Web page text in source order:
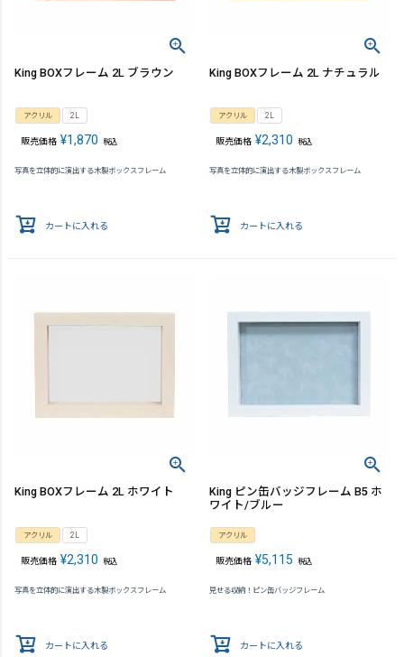
King BOXフレーム 2L ブラウン
アクリル 2L
販売価格 ¥1,870 税込
写真を立体的に演出する木製ボックスフレーム
カートに入れる
King BOXフレーム 2L ナチュラル
アクリル 2L
販売価格 ¥2,310 税込
写真を立体的に演出する木製ボックスフレーム
カートに入れる
King BOXフレーム 2L ホワイト
アクリル 2L
販売価格 ¥2,310 税込
写真を立体的に演出する木製ボックスフレーム
カートに入れる
King ピン缶バッジフレーム B5 ホ
ワイト/ブルー
アクリル
販売価格 ¥5,115 税込
見せる収納！ピン缶バッジフレーム
カートに入れる